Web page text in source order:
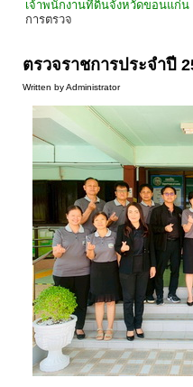
เจ้าพนักงานที่ดินจังหวัดขอนแก่
การตรวจ
ตรวจราชการประจำปี
Written by Administrator